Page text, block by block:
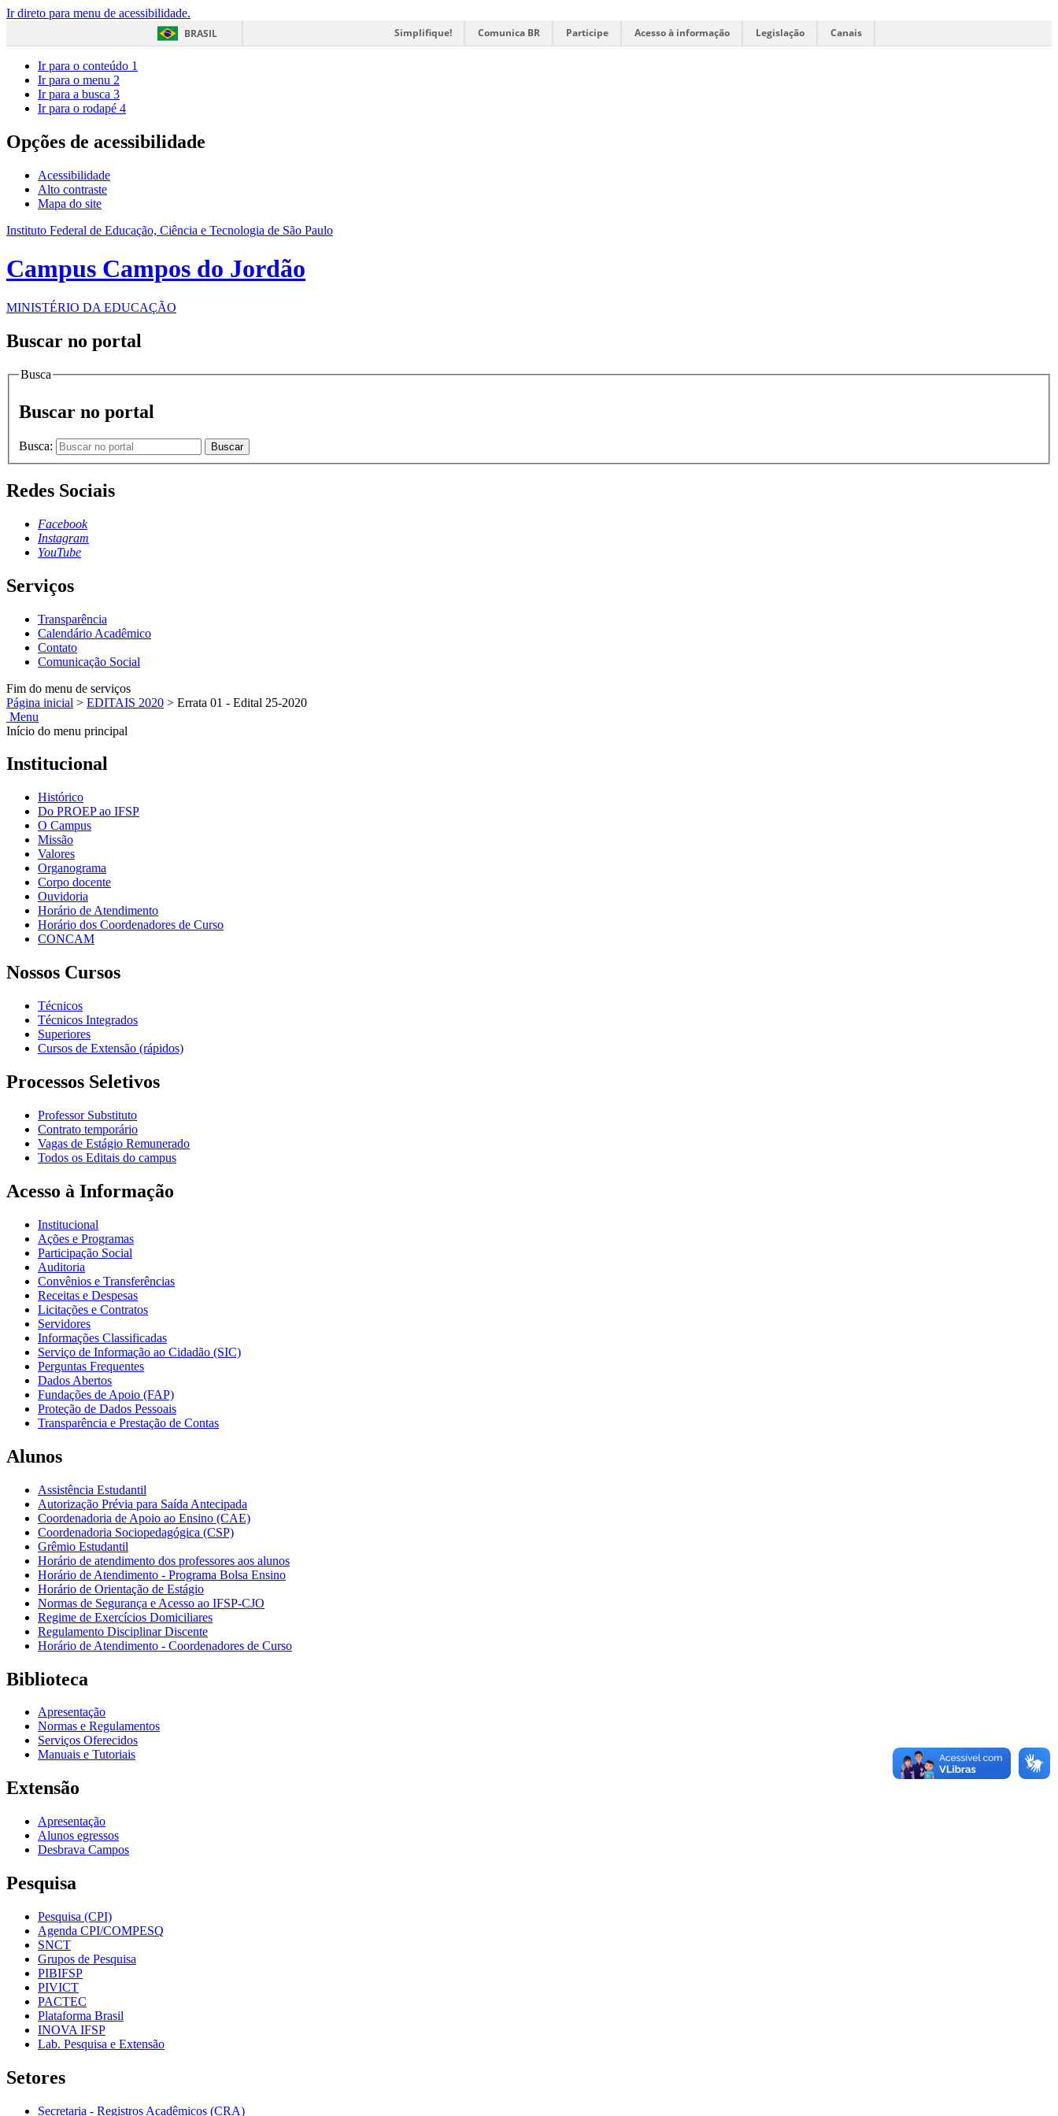
Ir direto para menu de acessibilidade.
BRASIL
Simplifique! Comunica BR Participe Acesso à informação Legislação Canais
Ir para o conteúdo 1
Ir para o menu 2
Ir para a busca 3
Ir para o rodapé 4
Opções de acessibilidade
Acessibilidade
Alto contraste
Mapa do site
Instituto Federal de Educação, Ciência e Tecnologia de São Paulo
Campus Campos do Jordão
MINISTÉRIO DA EDUCAÇÃO
Buscar no portal
Busca
Buscar no portal
Busca: Buscar
Redes Sociais
Facebook
Instagram
YouTube
Serviços
Transparência
Calendário Acadêmico
Contato
Comunicação Social
Fim do menu de serviços
Página inicial > EDITAIS 2020 > Errata 01 - Edital 25-2020
Menu
Início do menu principal
Institucional
Histórico
Do PROEP ao IFSP
O Campus
Missão
Valores
Organograma
Corpo docente
Ouvidoria
Horário de Atendimento
Horário dos Coordenadores de Curso
CONCAM
Nossos Cursos
Técnicos
Técnicos Integrados
Superiores
Cursos de Extensão (rápidos)
Processos Seletivos
Professor Substituto
Contrato temporário
Vagas de Estágio Remunerado
Todos os Editais do campus
Acesso à Informação
Institucional
Ações e Programas
Participação Social
Auditoria
Convênios e Transferências
Receitas e Despesas
Licitações e Contratos
Servidores
Informações Classificadas
Serviço de Informação ao Cidadão (SIC)
Perguntas Frequentes
Dados Abertos
Fundações de Apoio (FAP)
Proteção de Dados Pessoais
Transparência e Prestação de Contas
Alunos
Assistência Estudantil
Autorização Prévia para Saída Antecipada
Coordenadoria de Apoio ao Ensino (CAE)
Coordenadoria Sociopedagógica (CSP)
Grêmio Estudantil
Horário de atendimento dos professores aos alunos
Horário de Atendimento - Programa Bolsa Ensino
Horário de Orientação de Estágio
Normas de Segurança e Acesso ao IFSP-CJO
Regime de Exercícios Domiciliares
Regulamento Disciplinar Discente
Horário de Atendimento - Coordenadores de Curso
Biblioteca
Apresentação
Normas e Regulamentos
Serviços Oferecidos
Manuais e Tutoriais
Extensão
Apresentação
Alunos egressos
Desbrava Campos
Pesquisa
Pesquisa (CPI)
Agenda CPI/COMPESQ
SNCT
Grupos de Pesquisa
PIBIFSP
PIVICT
PACTEC
Plataforma Brasil
INOVA IFSP
Lab. Pesquisa e Extensão
Setores
Secretaria - Registros Acadêmicos (CRA)